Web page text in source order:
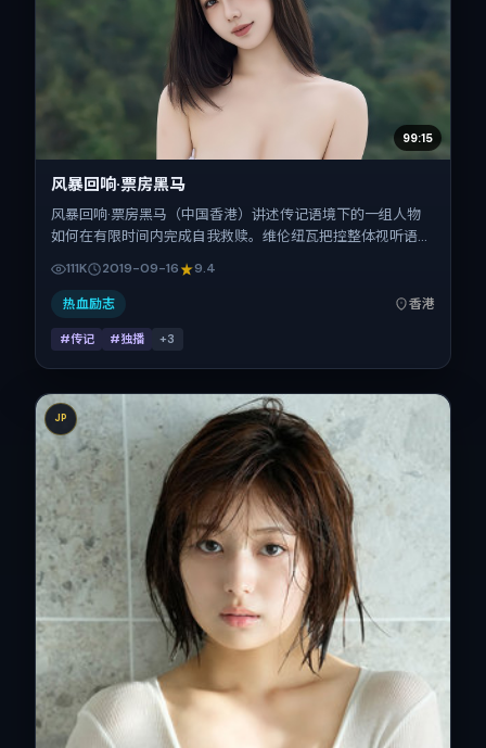
99:15
风暴回响·票房黑马
风暴回响·票房黑马（中国香港）讲述传记语境下的一组人物
如何在有限时间内完成自我救赎。维伦纽瓦把控整体视听语
2019-09-16 起陆续登陆院线与网络平台，国庆档前后公映，
片长138分钟。
111K 2019-09-16 9.4
热血励志 香港
#传记 #独播 +3
JP